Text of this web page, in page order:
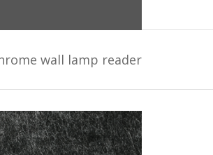
wall lamp reader